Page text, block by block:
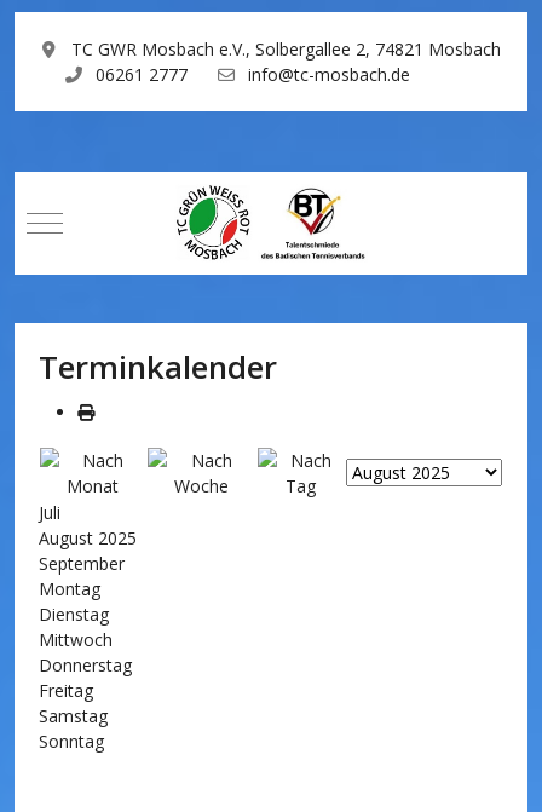
TC GWR Mosbach e.V., Solbergallee 2, 74821 Mosbach
06261 2777
info@tc-mosbach.de
Mobile Menu Toggle
Terminkalender
Juli
August 2025
September
Montag
Dienstag
Mittwoch
Donnerstag
Freitag
Samstag
Sonntag